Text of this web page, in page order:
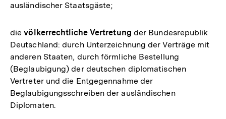
ausländischer Staatsgäste;
dievölkerrechtliche Vertretung der Bundesrepublik
Deutschland: durch Unterzeichnung der Verträge mit
anderen Staaten, durch förmliche Bestellung
(Beglaubigung) der deutschen diplomatischen
Vertreter und die Entgegennahme der
Beglaubigungsschreiben der ausländischen
Diplomaten.